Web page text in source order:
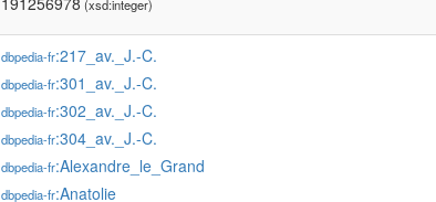
(xsd:integer)
dbpedia-fr:217_av._J.-C.
dbpedia-fr:301_av._J.-C.
dbpedia-fr:302_av._J.-C.
dbpedia-fr:304_av._J.-C.
dbpedia-fr:Alexandre_le_Grand
dbpedia-fr:Anatolie